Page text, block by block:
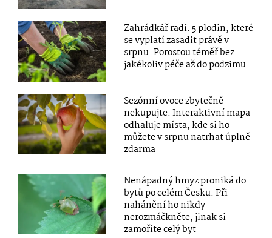
Zahrádkář radí: 5 plodin, které
se vyplatí zasadit právě v
srpnu. Porostou téměř bez
jakékoliv péče až do podzimu
Sezónní ovoce zbytečně
nekupujte. Interaktivní mapa
odhaluje místa, kde si ho
můžete v srpnu natrhat úplně
zdarma
Nenápadný hmyz proniká do
bytů po celém Česku. Při
nahánění ho nikdy
nerozmáčkněte, jinak si
zamoříte celý byt